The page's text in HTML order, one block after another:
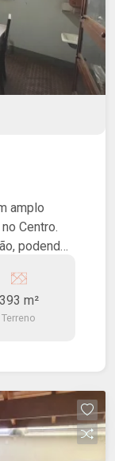
Centro.
podendo
393 m²
Terreno